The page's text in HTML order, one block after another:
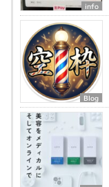
info
Blog